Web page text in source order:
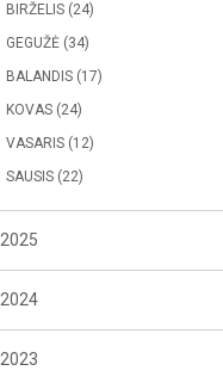
BIRŽELIS (24)
GEGUŽĖ (34)
BALANDIS (17)
KOVAS (24)
VASARIS (12)
SAUSIS (22)
2025
2024
2023